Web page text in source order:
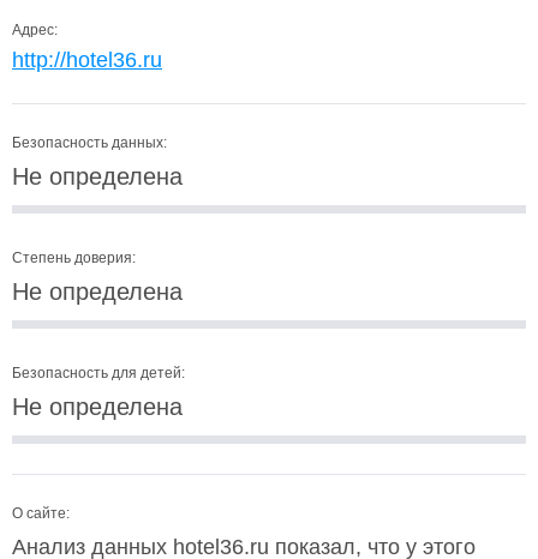
Адрес:
http://hotel36.ru
Безопасность данных:
Не определена
Степень доверия:
Не определена
Безопасность для детей:
Не определена
О сайте:
Анализ данных hotel36.ru показал, что у этого